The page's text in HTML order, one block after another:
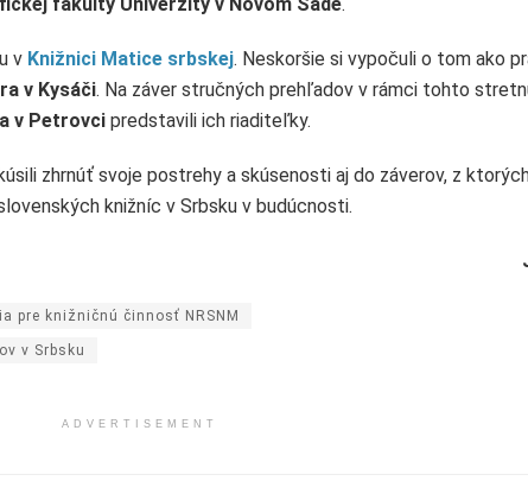
v Knižnici Matice srbskej. Neskoršie si vypočuli o tom ako
v Kysáči. Na záver stručných prehľadov v rámci tohto
a v Petrovci predstavili ich riaditeľky.
zhrnúť svoje postrehy a skúsenosti aj do záverov, z
knižníc v Srbsku v budúcnosti.
pre knižničnú činnosť NRSNM
v Srbsku
ADVERTISEMENT